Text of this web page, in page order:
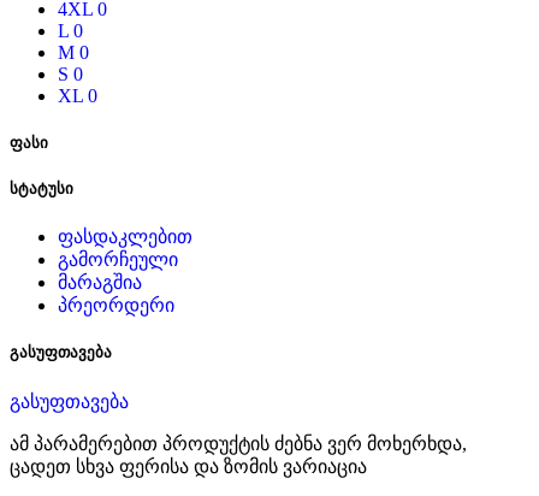
4XL 0
L 0
M 0
S 0
XL 0
ფასი
სტატუსი
ფასდაკლებით
გამორჩეული
მარაგშია
პრეორდერი
გასუფთავება
გასუფთავება
ამ პარამერებით პროდუქტის ძებნა ვერ მოხერხდა,
ცადეთ სხვა ფერისა და ზომის ვარიაცია